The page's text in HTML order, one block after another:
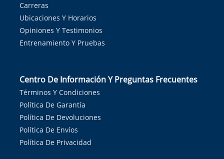
Carreras
Ubicaciones Y Horarios
Opiniones Y Testimonios
Entrenamiento Y Pruebas
Centro De Información Y Preguntas Frecuentes
Términos Y Condiciones
Política De Garantía
Política De Devoluciones
Política De Envíos
Política De Privacidad